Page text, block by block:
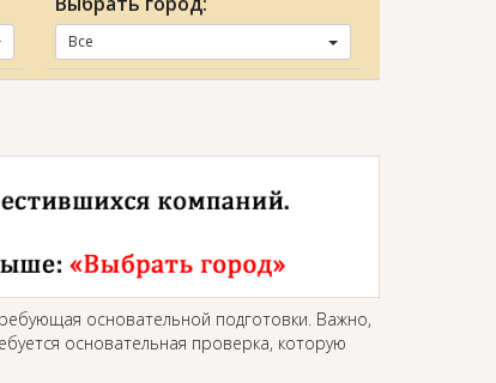
Все
основательной подготовки. Важно,
основательная проверка, которую